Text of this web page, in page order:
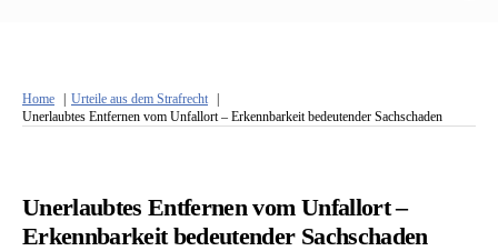
Home
Urteile aus dem Strafrecht
Unerlaubtes Entfernen vom Unfallort – Erkennbarkeit bedeutender Sachschaden
Unerlaubtes Entfernen vom Unfallort –
Erkennbarkeit bedeutender Sachschaden